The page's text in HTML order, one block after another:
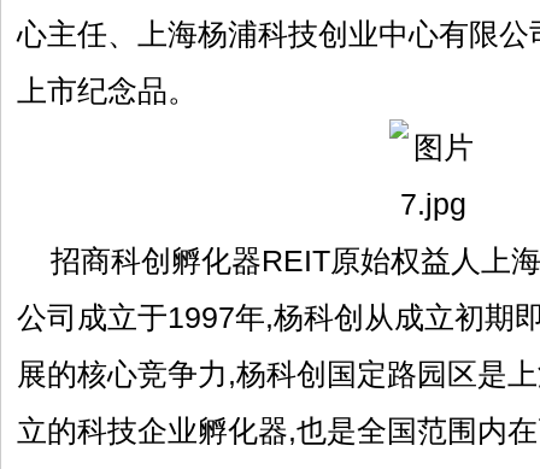
心主任、上海杨浦科技创业中心有限
上市纪念品。
招商科创孵化器REIT原始权益人上
公司成立于1997年,杨科创从成立初期
展的核心竞争力,杨科创国定路园区是
立的科技企业孵化器,也是全国范围内